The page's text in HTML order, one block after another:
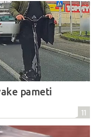
pameti
11